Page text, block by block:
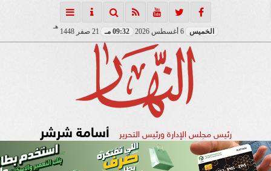
الخميس 09:32 مـ 21 صفر 1448
هـ
رئيس مجلس الإدارة ورئيس التحرير أسامة شرشر